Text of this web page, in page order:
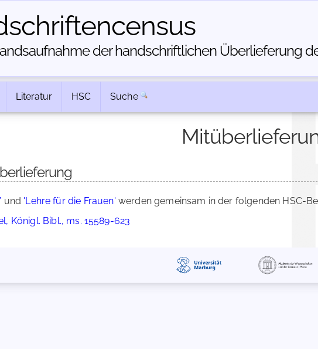
der handschriftlichen Über­lieferung
Literatur HSC Suche
und 'Lehre für die Frauen' werden gemeinsam in der folgenden HSC-
Königl. Bibl., ms. 15589-623